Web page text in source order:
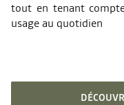
tout en tenant
usage au quotidien